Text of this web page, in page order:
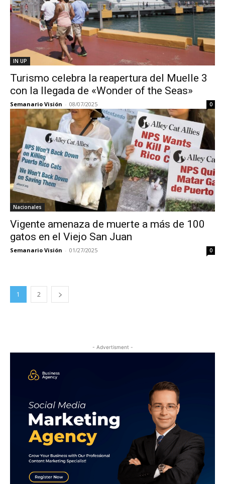
IN UP
Turismo celebra la reapertura del Muelle 3
con la llegada de «Wonder of the Seas»
Semanario Visión - 08/07/2025 0
Nacionales
Vigente amenaza de muerte a más de 100
gatos en el Viejo San Juan
Semanario Visión - 01/27/2025 0
1 2
- Advertisment -